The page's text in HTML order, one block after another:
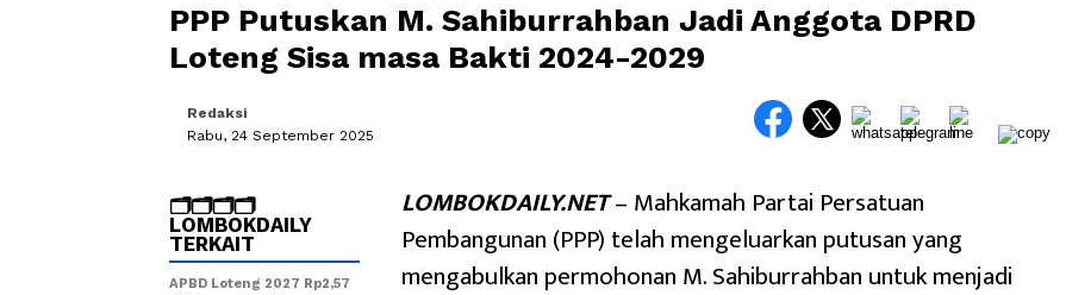
PPP Putuskan M. Sahiburrahban Jadi Anggota DPRD
Loteng Sisa masa Bakti 2024-2029
Redaksi
Rabu, 24 September 2025
LOMBOKDAILY.NET– Mahkamah Partai Persatuan
Pembangunan (PPP) telah mengeluarkan putusan yang
mengabulkan permohonan M. Sahiburrahban untuk menjadi
🗂️🗂️🗂️🗂️
LOMBOKDAILY
TERKAIT
APBD Loteng 2027 Rp2,57